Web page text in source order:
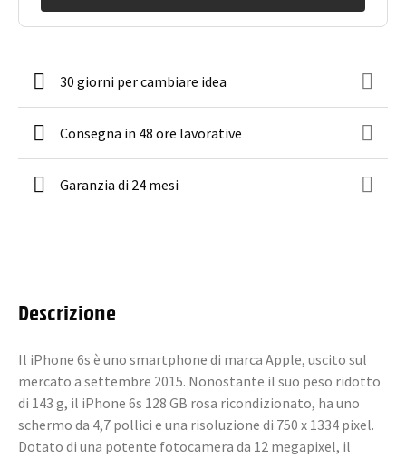
30 giorni per cambiare idea
Consegna in 48 ore lavorative
Garanzia di 24 mesi
Descrizione
Il iPhone 6s è uno smartphone di marca Apple, uscito sul
mercato a settembre 2015. Nonostante il suo peso ridotto
di 143 g, il iPhone 6s 128 GB rosa ricondizionato, ha uno
schermo da 4,7 pollici e una risoluzione di 750 x 1334 pixel.
Dotato di una potente fotocamera da 12 megapixel, il